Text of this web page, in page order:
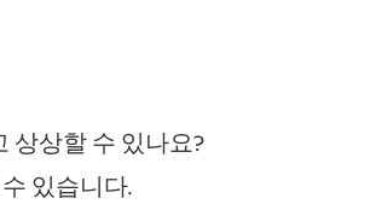
상상할 수 있나요?
있습니다.